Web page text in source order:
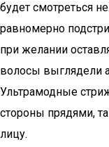
будет смотреться
равномерно
при желании
волосы выглядели
Ультрамодные
стороны прядями,
лицу.